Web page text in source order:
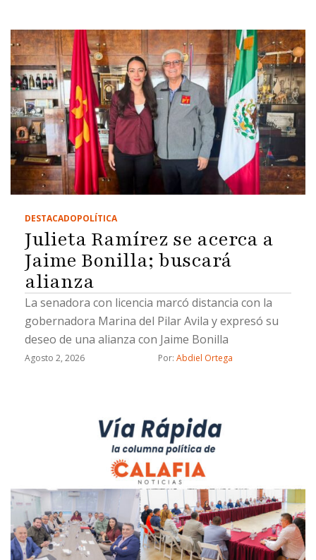
DESTACADOPOLÍTICA
Julieta Ramírez se acerca a
Jaime Bonilla; buscará
alianza
La senadora con licencia marcó distancia con la
gobernadora Marina del Pilar Avila y expresó su
deseo de una alianza con Jaime Bonilla
Agosto 2, 2026 Por: Abdiel Ortega